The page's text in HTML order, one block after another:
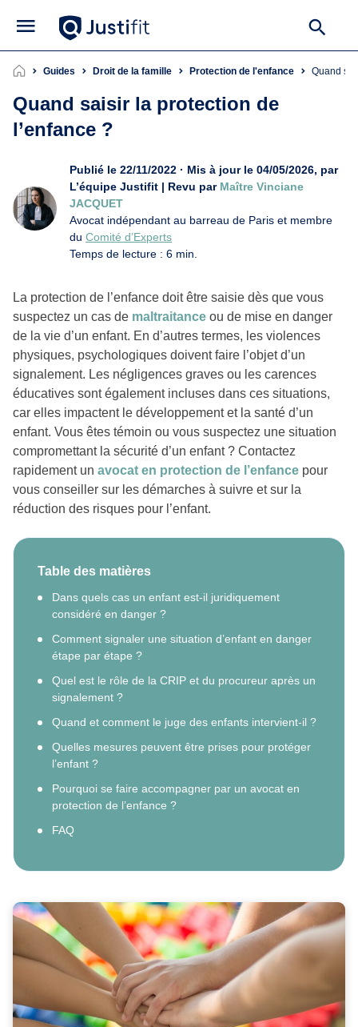
Guides Droit de la famille Protection de l'enfance Quand
Quand saisir la protection de
l’enfance ?
Publié le 22/11/2022 · Mis à jour le 04/05/2026, par
L’équipe Justifit | Revu par Maître Vinciane
JACQUET
Avocat indépendant au barreau de Paris et membre
du Comité d’Experts
Temps de lecture : 6 min.
La protection de l’enfance doit être saisie dès que vous
suspectez un cas de maltraitance ou de mise en danger
de la vie d’un enfant. En d’autres termes, les violences
physiques, psychologiques doivent faire l’objet d’un
signalement. Les négligences graves ou les carences
éducatives sont également incluses dans ces situations,
car elles impactent le développement et la santé d’un
enfant. Vous êtes témoin ou vous suspectez une situation
compromettant la sécurité d’un enfant ? Contactez
rapidement un avocat en protection de l’enfance pour
vous conseiller sur les démarches à suivre et sur la
réduction des risques pour l’enfant.
Table des matières
Dans quels cas un enfant est-il juridiquement
considéré en danger ?
Comment signaler une situation d’enfant en danger
étape par étape ?
Quel est le rôle de la CRIP et du procureur après un
signalement ?
Quand et comment le juge des enfants intervient-il ?
Quelles mesures peuvent être prises pour protéger
l’enfant ?
Pourquoi se faire accompagner par un avocat en
protection de l’enfance ?
FAQ